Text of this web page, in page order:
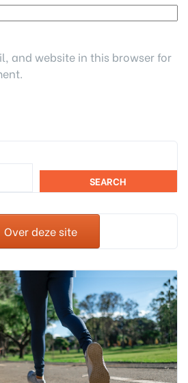
and website in this browser for
SEARCH
Over deze site